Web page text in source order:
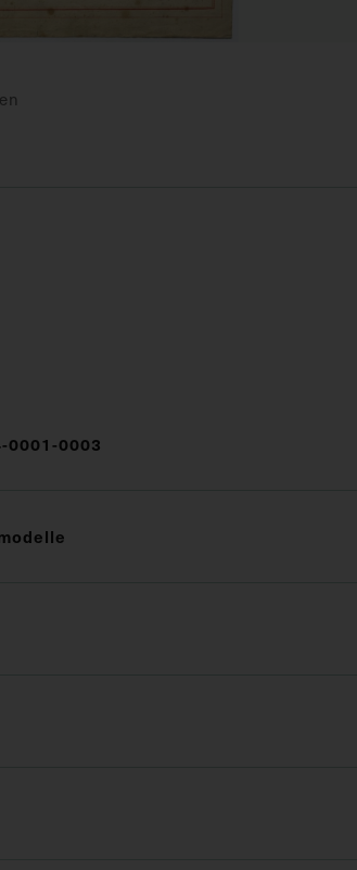
0001-0003